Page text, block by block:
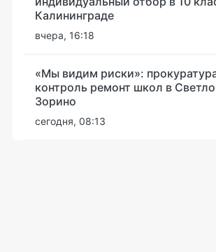
Калининграде
вчера, 16:18
«Мы видим риски»:
контроль ремонт школ в
Зорино
сегодня, 08:13